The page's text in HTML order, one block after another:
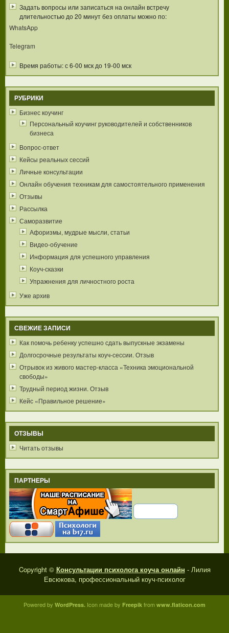
Задать вопросы или записаться на онлайн встречу
длительностью до 20 минут без оплаты можно по:
WhatsApp
Telegram
Время работы: с 6-00 мск до 19-00 мск
РУБРИКИ
Бизнес коучинг
Персональный коучинг руководителей и собственников
бизнеса
Вопрос-ответ
Кейсы реальных сессий
Личные консультации
Онлайн обучения техникам для самостоятельного применения
Отзывы
Рассылка
Саморазвитие
Афоризмы, мудрые мысли, статьи
Видео-обучение
Информация для успешного управления
Коуч-сказки
Упражнения для личностного роста
Уже архив
СВЕЖИЕ ЗАПИСИ
Как помочь ребенку успешно сдать выпускные экзамены
Долгосрочные результаты коуч-сессии. Отзыв
Отрывок из живого мастер-класса «Техника эмоциональной
свободы»
Трудный период жизни. Отзыв
Кейс «Правильное решение»
ОТЗЫВЫ
Читать отзывы
ПАРТНЕРЫ
Copyright © Консультации психолога коуча онлайн - Лилия
Евсюкова, профессиональный коуч-психолог
Powered by WordPress. Icon made by Freepik from www.flaticon.com